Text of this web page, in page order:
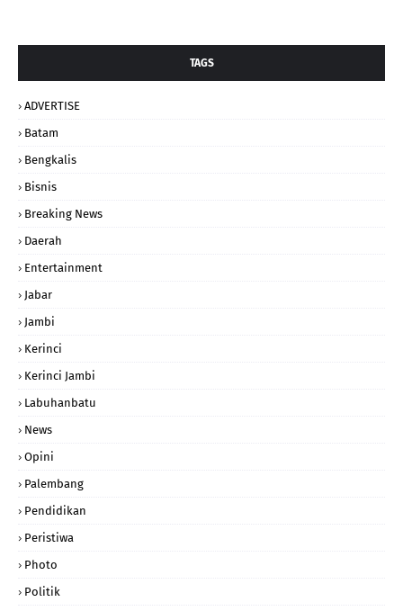
TAGS
ADVERTISE
Batam
Bengkalis
Bisnis
Breaking News
Daerah
Entertainment
Jabar
Jambi
Kerinci
Kerinci Jambi
Labuhanbatu
News
Opini
Palembang
Pendidikan
Peristiwa
Photo
Politik